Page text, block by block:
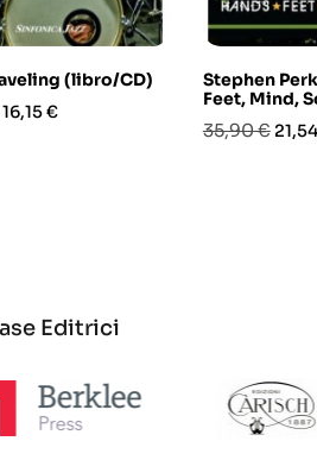
(libro/CD)
Prezzo
16,15 €
Stephen
Feet, Mind,
Prezzo
35,90 €
Editrici